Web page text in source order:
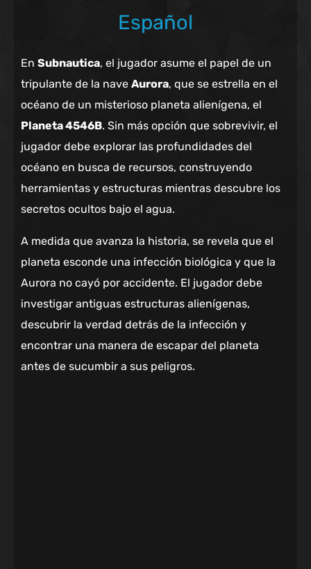
Español
En Subnautica, el jugador asume el papel de un
tripulante de la nave Aurora, que se estrella en el
océano de un misterioso planeta alienígena, el
Planeta 4546B. Sin más opción que sobrevivir, el
jugador debe explorar las profundidades del
océano en busca de recursos, construyendo
herramientas y estructuras mientras descubre los
secretos ocultos bajo el agua.
A medida que avanza la historia, se revela que el
planeta esconde una infección biológica y que la
Aurora no cayó por accidente. El jugador debe
investigar antiguas estructuras alienígenas,
descubrir la verdad detrás de la infección y
encontrar una manera de escapar del planeta
antes de sucumbir a sus peligros.